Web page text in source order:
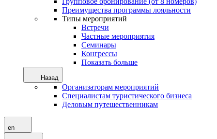
Преимущества программы лояльности
Типы мероприятий
Встречи
Частные мероприятия
Семинары
Конгрессы
Показать больше
Назад
Организаторам мероприятий
Специалистам туристического бизнеса
Деловым путешественникам
en